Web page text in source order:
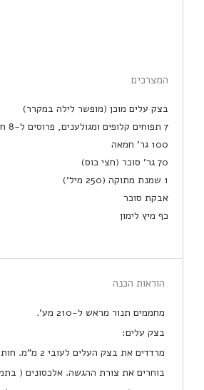
המצרכים
בצק עלים מוכן (מופשר לילה במקרר)
7 תפוחים קלופים ומגולענים, פרוסים ל-8 חתיכות כל אחד
100 גר' חמאה
70 גר' סוכר (חצי כוס)
1 שמנת מתוקה (250 מיל')
אבקת סוכר
כף מיץ לימון
הוראות הכנה
מחממים תנור מראש ל-210 מע'.
בצק עלים:
מרדדים את בצק העלים לעובי 2 מ"מ. חותכים בעזרת סכין 8 ריבועים בגודל 7 על 7 ס"מ (או כל צורה אחרת שבא לכם).
בוחרים את צורת ההגשה. אלכסונים (